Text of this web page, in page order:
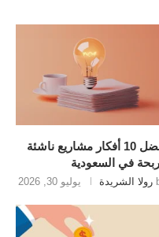
أفضل 10 أفكار مشاريع ناشئة
في السعودية
رولا الشريدة يوليو 30, 2026